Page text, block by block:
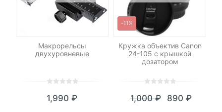
Макрорельсы
двухуровневые
out
1,990 ₽
-11%
Кружка объектив Canon
24-105 c крышкой
дозатором
out
1,000₽ 890 ₽
Текущая